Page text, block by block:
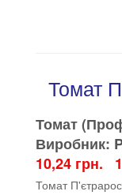
Томат
Томат
Виробник:
10,24 грн.
Томат